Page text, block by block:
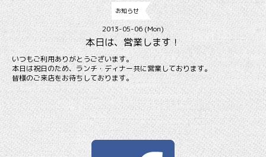
お知らせ
2013-05-06 (Mon)
本日は、営業します！
いつもご利用ありがとうございます。
本日は祝日のため、ランチ・ディナー共に営業しております。
皆様のご来店をお待ちしております。